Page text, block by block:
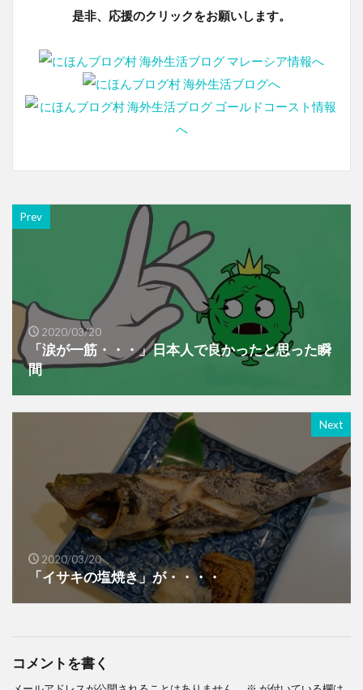
是非、応援のクリックをお願いします。
Prev
2020/03/20
「涙が一筋・・・」日本人で良かったと思った瞬
間
Next
2020/03/20
「イサキの塩焼き」が・・・・
コメントを書く